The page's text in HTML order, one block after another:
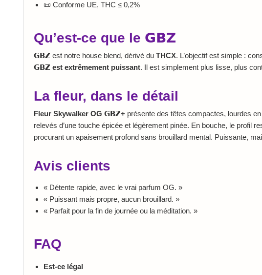
📜 Conforme UE, THC ≤ 0,2%
Qu’est-ce que le 𝗚𝗕𝗭
𝗚𝗕𝗭 est notre house blend, dérivé du THCX. L’objectif est simple :
𝗚𝗕𝗭 est extrêmement puissant. Il est simplement plus lisse, plus
La fleur, dans le détail
Fleur Skywalker OG 𝗚𝗕𝗭+présente des têtes compactes, lourdes
relevés d’une touche épicée et légèrement pinée. En bouche, le profil
procurant un apaisement profond sans brouillard mental. Puissante,
Avis clients
« Détente rapide, avec le vrai parfum OG. »
« Puissant mais propre, aucun brouillard. »
« Parfait pour la fin de journée ou la méditation. »
FAQ
Est-ce légal